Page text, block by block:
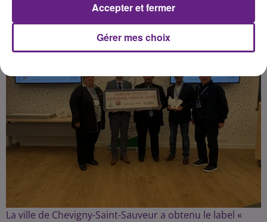
La ville de Chevigny-Saint-Sauveur a obtenu le label «
Gérer mes choix
Accepter et fermer